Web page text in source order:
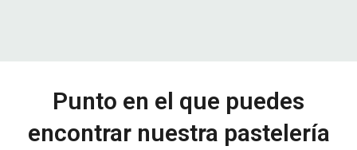
Punto en el que puedes
encontrar nuestra pastelería